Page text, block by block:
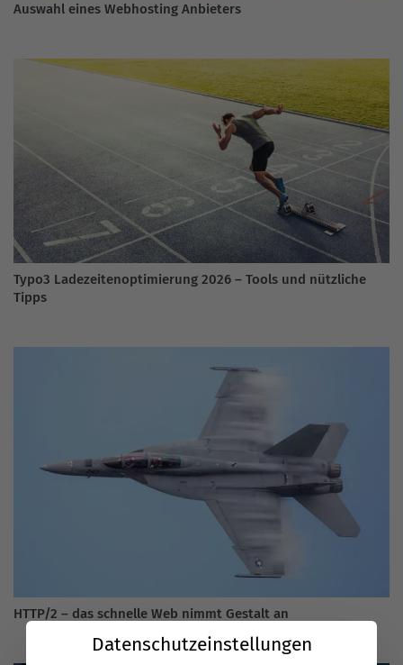
Auswahl eines Webhosting Anbieters
Typo3 Ladezeitenoptimierung 2026 – Tools und nützliche
Tipps
HTTP/2 – das schnelle Web nimmt Gestalt an
Datenschutzeinstellungen